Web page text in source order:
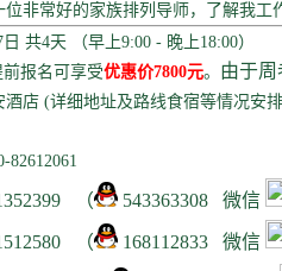
非常好的家族排列导师，了解我工
共4天 （早上9:00 - 晚上18:00）
前报名可享受优惠价7800元。 由于
酒店 (详细地址及路线食宿等情况安
82612061
（ 543363308 微信
（ 168112833 微信